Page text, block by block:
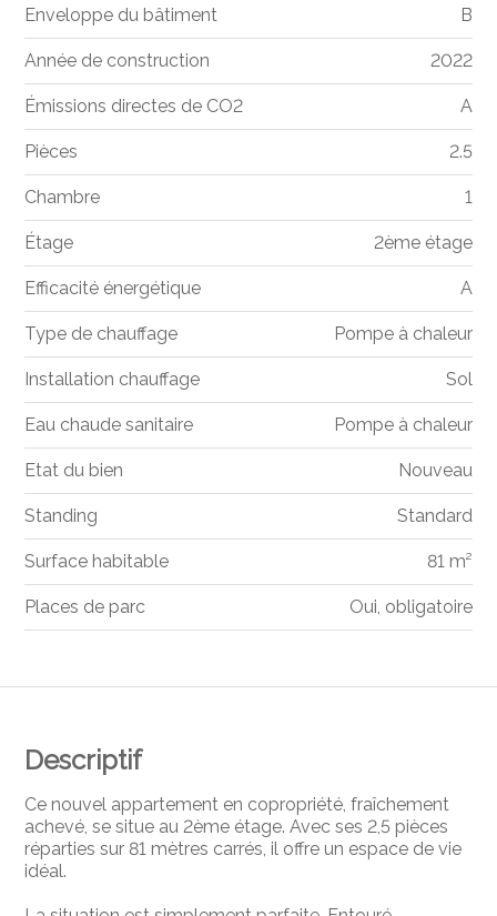
Descriptif
Ce nouvel appartement en copropriété, fraîchement
achevé, se situe au 2ème étage. Avec ses 2,5 pièces
réparties sur 81 mètres carrés, il offre un espace de vie
idéal.
Enveloppe du bâtiment B
Année de construction 2022
Émissions directes de CO2 A
Pièces 2.5
Chambre 1
Étage 2ème étage
Efficacité énergétique A
Type de chauffage Pompe à chaleur
Installation chauffage Sol
Eau chaude sanitaire Pompe à chaleur
Etat du bien Nouveau
Standing Standard
Surface habitable 81 m²
Places de parc Oui, obligatoire